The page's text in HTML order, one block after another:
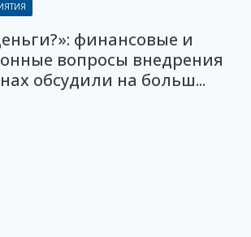
финансовые и
вопросы внедрения
обсудили на больш...